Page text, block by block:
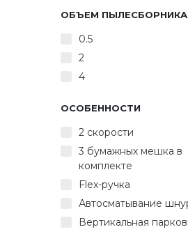
ОБЪЕМ
0.5
2
4
ОСОБЕННОСТИ
2 скорости
3 бумажных мешка в
комплекте
Flex-ручка
Автосматывание
Вертикальная